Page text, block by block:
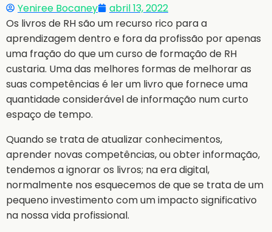
Yeniree Bocaney
abril 13, 2022
Os livros de RH são um recurso rico para a
aprendizagem dentro e fora da profissão por apenas
uma fração do que um curso de formação de RH
custaria. Uma das melhores formas de melhorar as
suas competências é ler um livro que fornece uma
quantidade considerável de informação num curto
espaço de tempo.
Quando se trata de atualizar conhecimentos,
aprender novas competências, ou obter informação,
tendemos a ignorar os livros; na era digital,
normalmente nos esquecemos de que se trata de um
pequeno investimento com um impacto significativo
na nossa vida profissional.